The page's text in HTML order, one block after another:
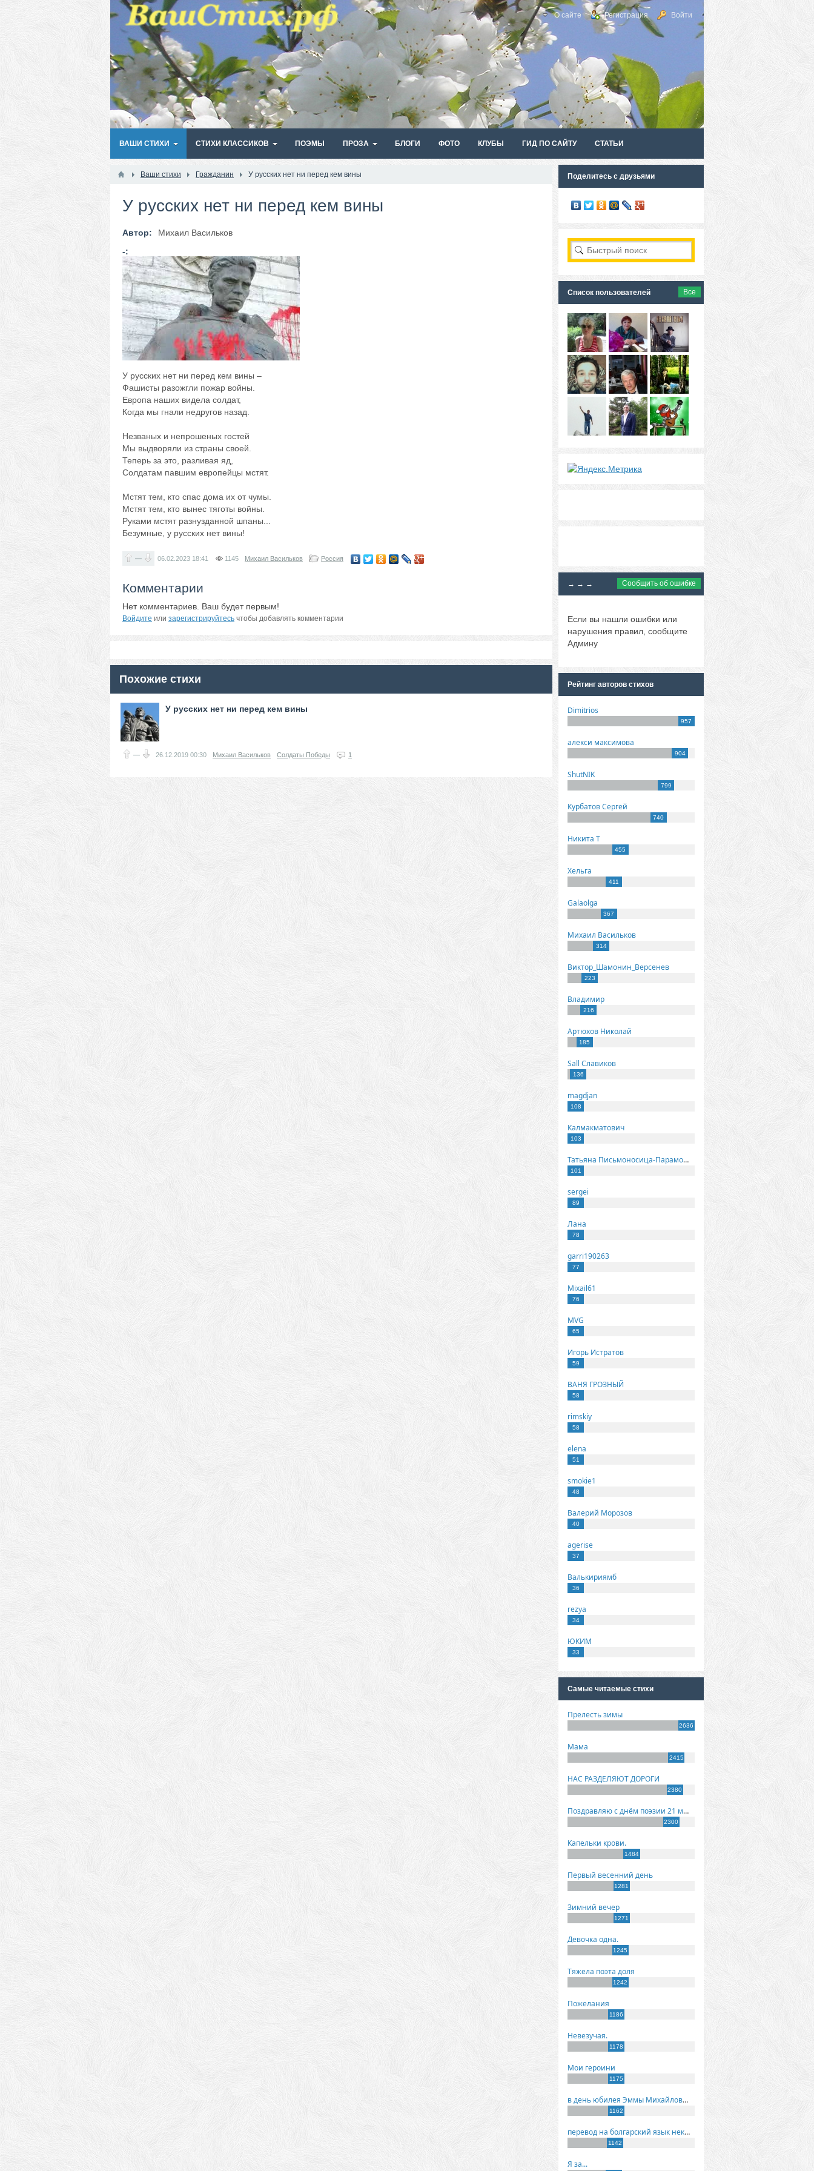
О сайте Регистрация Войти
ВАШИ СТИХИ СТИХИ КЛАССИКОВ ПОЭМЫ ПРОЗА БЛОГИ ФОТО КЛУБЫ ГИД ПО САЙТУ СТАТЬИ
Ваши стихи Гражданин У русских нет ни перед кем вины
У русских нет ни перед кем вины
Автор:
Михаил Васильков
-:
У русских нет ни перед кем вины –
Фашисты разожгли пожар войны.
Европа наших видела солдат,
Когда мы гнали недругов назад.
Незваных и непрошеных гостей
Мы выдворяли из страны своей.
Теперь за это, разливая яд,
Солдатам павшим европейцы мстят.
Мстят тем, кто спас дома их от чумы.
Мстят тем, кто вынес тяготы войны.
Руками мстят разнузданной шпаны...
Безумные, у русских нет вины!
— 06.02.2023 18:41 1145 Михаил Васильков Россия
Комментарии
Нет комментариев. Ваш будет первым!
Войдите или зарегистрируйтесь чтобы добавлять комментарии
Похожие стихи
У русских нет ни перед кем вины
— 26.12.2019 00:30 Михаил Васильков Солдаты Победы 1
Поделитесь с друзьями
Список пользователей Все
→ → → Сообщить об ошибке
Если вы нашли ошибки или
нарушения правил, сообщите
Админу
Рейтинг авторов стихов
Dimitrios
957
алекси максимова
904
ShutNIK
799
Курбатов Сергей
740
Никита Т
455
Хельга
411
Galaolga
367
Михаил Васильков
314
Виктор_Шамонин_Версенев
223
Владимир
216
Артюхов Николай
185
Sall Славиков
136
magdjan
108
Калмакматович
103
Татьяна Письмоносица-Парамонова
101
sergei
89
Лана
78
garri190263
77
Mixail61
76
MVG
65
Игорь Истратов
59
ВАНЯ ГРОЗНЫЙ
58
rimskiy
58
elena
51
smokie1
48
Валерий Морозов
40
agerise
37
Валькириямб
36
rezya
34
ЮКИМ
33
Самые читаемые стихи
Прелесть зимы
2636
Мама
2415
НАС РАЗДЕЛЯЮТ ДОРОГИ
2380
Поздравляю с днём поэзии 21 марта!
2300
Капельки крови.
1484
Первый весенний день
1281
Зимний вечер
1271
Девочка одна.
1245
Тяжела поэта доля
1242
Пожелания
1186
Невезучая.
1178
Мои героини
1175
в день юбилея Эммы Михайловны Киселевой
1162
перевод на болгарский язык некоторых моих стихов
1142
Я за...